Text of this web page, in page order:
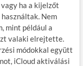
ha a kijelzőt
Nem
mint például a
valaki elrejtette.
módokkal együtt
iCloud aktiválási